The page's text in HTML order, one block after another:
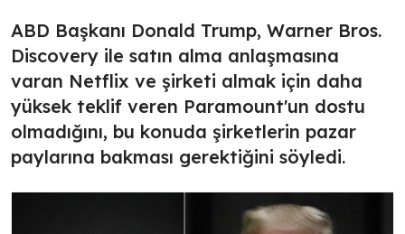
ABD Başkanı Donald Trump, Warner Bros.
Discovery ile satın alma anlaşmasına
varan Netflix ve şirketi almak için daha
yüksek teklif veren Paramount'un dostu
olmadığını, bu konuda şirketlerin pazar
paylarına bakması gerektiğini söyledi.